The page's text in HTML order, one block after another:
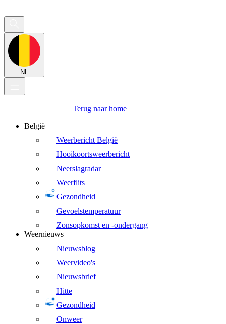
NL
Terug naar home
België
Weerbericht België
Hooikoortsweerbericht
Neerslagradar
Weerflits
Gezondheid
Gevoelstemperatuur
Zonsopkomst en -ondergang
Weernieuws
Nieuwsblog
Weervideo's
Nieuwsbrief
Hitte
Gezondheid
Onweer